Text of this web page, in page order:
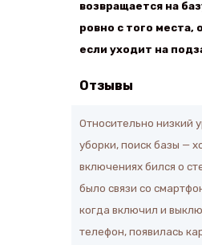
возвращается на
ровно с того места,
если уходит на
Отзывы
Относительно низкий
уборки, поиск базы —
включениях бился о
было связи со
когда включил и
телефон, появилась